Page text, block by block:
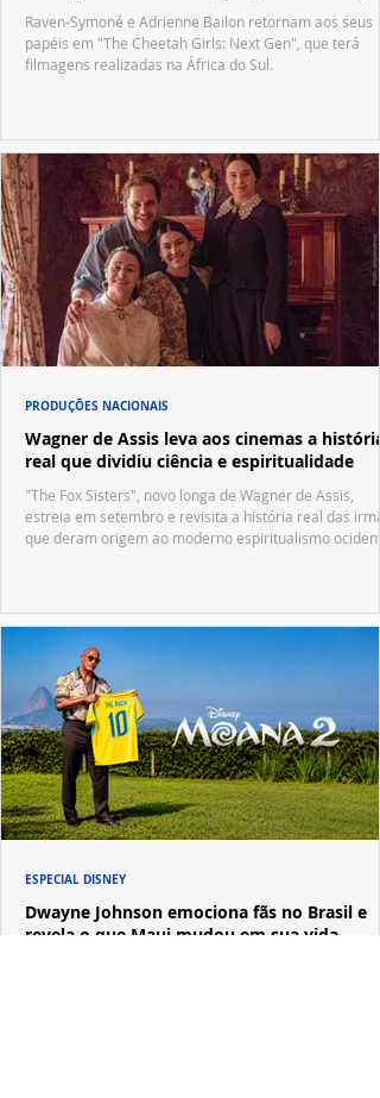
Raven-Symoné e Adrienne Bailon retornam aos seus
papéis em "The Cheetah Girls: Next Gen", que terá
filmagens realizadas na África do Sul.
Wagner de Assis leva aos cinemas a história
real que dividiu ciência e espiritualidade
"The Fox Sisters", novo longa de Wagner de Assis,
estreia em setembro e revisita a história real das
que deram origem ao moderno espiritualismo
PRODUÇÕES NACIONAIS
Dwayne Johnson emociona fãs no Brasil e
revela o que Maui mudou em sua vida
ESPECIAL DISNEY